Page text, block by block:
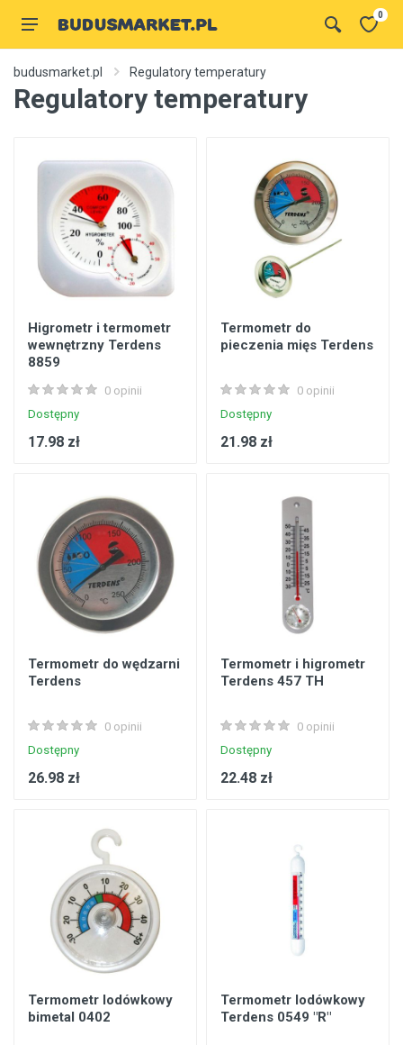
0
budusmarket.pl Regulatory temperatury
Regulatory temperatury
Higrometr i termometr
wewnętrzny Terdens
8859
0 opinii
Dostępny
17.98 zł
Termometr do
pieczenia mięs Terdens
0 opinii
Dostępny
21.98 zł
Termometr do wędzarni
Terdens
0 opinii
Dostępny
26.98 zł
Termometr i higrometr
Terdens 457 TH
0 opinii
Dostępny
22.48 zł
Termometr lodówkowy
bimetal 0402
Termometr lodówkowy
Terdens 0549 "R"